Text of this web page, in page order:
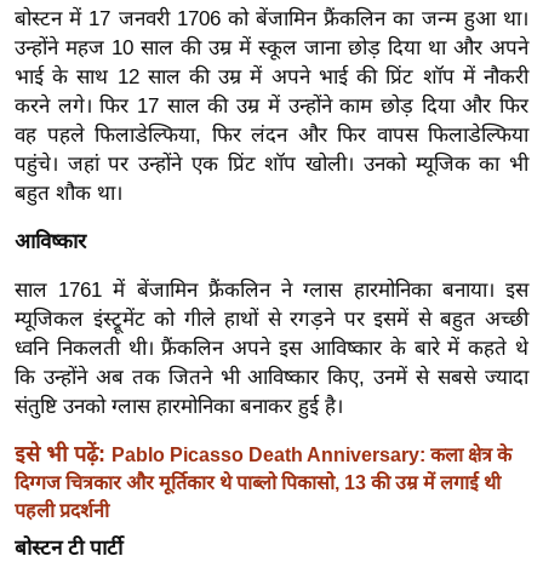
मि
सा
ल
श
ख्सि
य
त
यं
इं
डि
या
सा
त्य
ज
ग
त
बोस्टन में 17 जनवरी 1706 को बेंजामिन फ्रैंकलिन का जन्म हुआ था।
उन्होंने महज 10 साल की उम्र में स्कूल जाना छोड़ दिया था और अपने
भाई के साथ 12 साल की उम्र में अपने भाई की प्रिंट शॉप में नौकरी
करने लगे। फिर 17 साल की उम्र में उन्होंने काम छोड़ दिया और फिर
वह पहले फिलाडेल्फिया, फिर लंदन और फिर वापस फिलाडेल्फिया
पहुंचे। जहां पर उन्होंने एक प्रिंट शॉप खोली। उनको म्यूजिक का भी
बहुत शौक था।
आविष्कार
साल 1761 में बेंजामिन फ्रैंकलिन ने ग्लास हारमोनिका बनाया। इस
म्यूजिकल इंस्ट्रूमेंट को गीले हाथों से रगड़ने पर इसमें से बहुत अच्छी
ध्वनि निकलती थी। फ्रैंकलिन अपने इस आविष्कार के बारे में कहते थे
कि उन्होंने अब तक जितने भी आविष्कार किए, उनमें से सबसे ज्यादा
संतुष्टि उनको ग्लास हारमोनिका बनाकर हुई है।
इसे भी पढ़ें: Pablo Picasso Death Anniversary: कला क्षेत्र के
दिग्गज चित्रकार और मूर्तिकार थे पाब्लो पिकासो, 13 की उम्र में लगाई थी
पहली प्रदर्शनी
बोस्टन टी पार्टी